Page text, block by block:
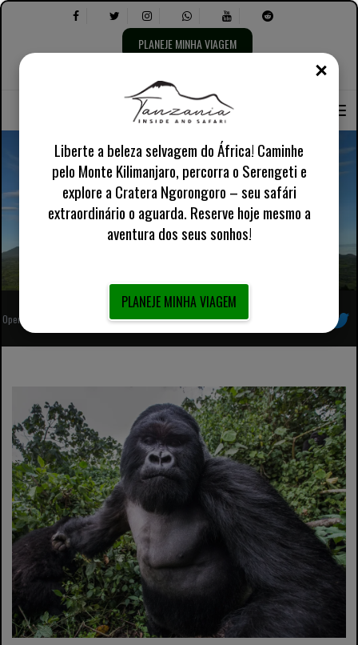
PLANEJE MINHA VIAGEM
seguinte:
Informações Práticas
Trekking de gorila de 3 dias no Parque Nacional dos
Vulcões de Arusha
Operador turístico local africano totalmente registrado Siga-nos
Liberte a beleza selvagem do África! Caminhe
pelo Monte Kilimanjaro, percorra o Serengeti e
explore a Cratera Ngorongoro – seu safári
extraordinário o aguarda. Reserve hoje mesmo a
aventura dos seus sonhos!
PLANEJE MINHA VIAGEM